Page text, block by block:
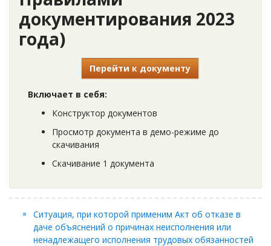
документирования 2023
года)
Перейти к документу
Включает в себя:
Конструктор документов
Просмотр документа в демо-режиме до
скачивания
Скачивание 1 документа
Ситуация, при которой применим Акт об отказе в
даче объяснений о причинах неисполнения или
ненадлежащего исполнения трудовых обязанностей